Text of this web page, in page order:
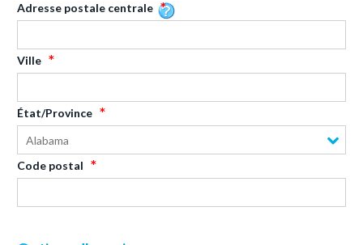
Adresse postale centrale
Ville
État/Province
Alabama
Code postal